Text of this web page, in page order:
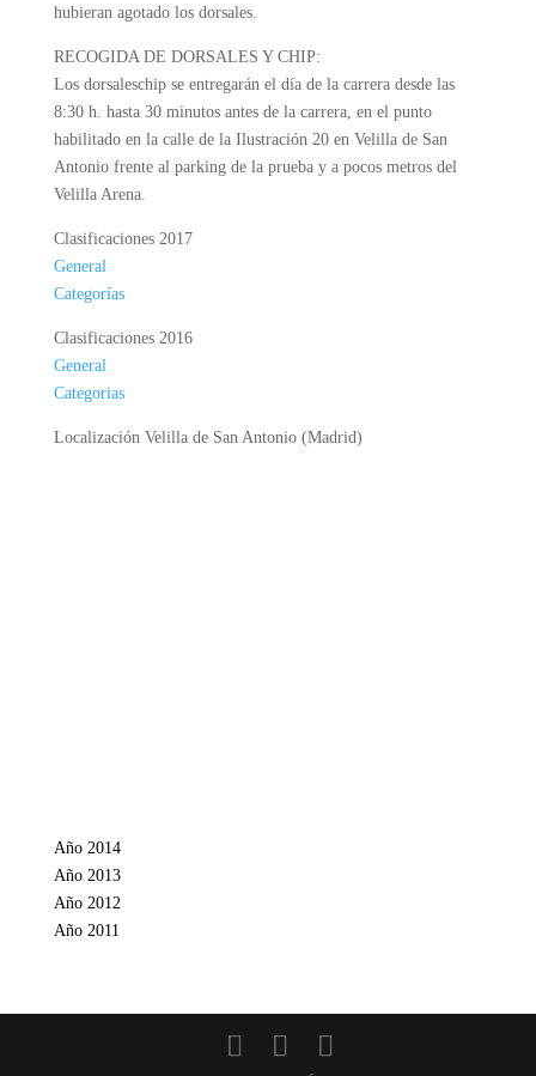
hubieran agotado los dorsales.
RECOGIDA DE DORSALES Y CHIP:
Los dorsaleschip se entregarán el día de la carrera desde las
8:30 h. hasta 30 minutos antes de la carrera, en el punto
habilitado en la calle de la Ilustración 20 en Velilla de San
Antonio frente al parking de la prueba y a pocos metros del
Velilla Arena.
Clasificaciones 2017
General
Categorías
Clasificaciones 2016
General
Categorias
Localización Velilla de San Antonio (Madrid)
Año 2014
Año 2013
Año 2012
Año 2011